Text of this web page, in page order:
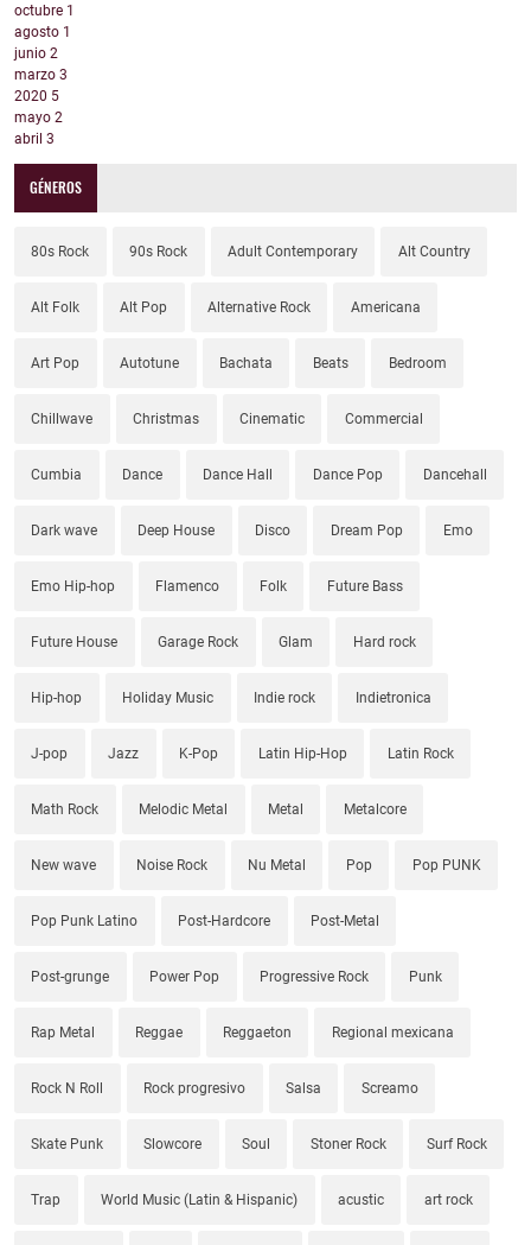
octubre 1
agosto 1
junio 2
marzo 3
2020 5
mayo 2
abril 3
GÉNEROS
80s Rock 90s Rock Adult Contemporary Alt Country
Alt Folk Alt Pop Alternative Rock Americana
Art Pop Autotune Bachata Beats Bedroom
Chillwave Christmas Cinematic Commercial
Cumbia Dance Dance Hall Dance Pop Dancehall
Dark wave Deep House Disco Dream Pop Emo
Emo Hip-hop Flamenco Folk Future Bass
Future House Garage Rock Glam Hard rock
Hip-hop Holiday Music Indie rock Indietronica
J-pop Jazz K-Pop Latin Hip-Hop Latin Rock
Math Rock Melodic Metal Metal Metalcore
New wave Noise Rock Nu Metal Pop Pop PUNK
Pop Punk Latino Post-Hardcore Post-Metal
Post-grunge Power Pop Progressive Rock Punk
Rap Metal Reggae Reggaeton Regional mexicana
Rock N Roll Rock progresivo Salsa Screamo
Skate Punk Slowcore Soul Stoner Rock Surf Rock
Trap World Music (Latin & Hispanic) acustic art rock